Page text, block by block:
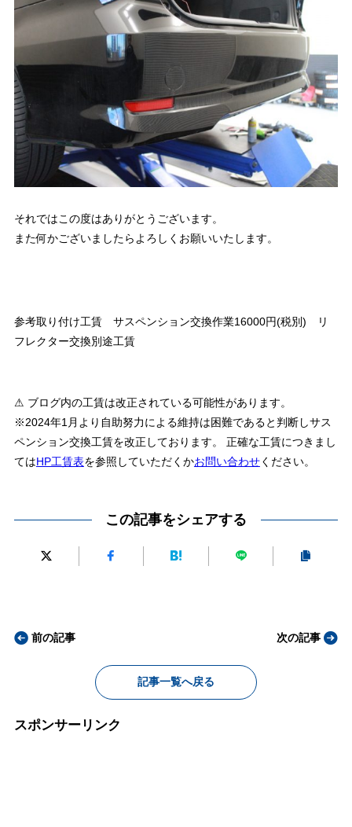
それではこの度はありがとうございます。
また何かございましたらよろしくお願いいたします。
参考取り付け工賃 サスペンション交換作業16000円(税別) リ
フレクター交換別途工賃
⚠ ブログ内の工賃は改正されている可能性があります。
※2024年1月より自助努力による維持は困難であると判断しサス
ペンション交換工賃を改正しております。 正確な工賃につきまし
てはHP工賃表を参照していただくかお問い合わせください。
この記事をシェアする
前の記事
記事一覧へ戻る
次の記事
スポンサーリンク